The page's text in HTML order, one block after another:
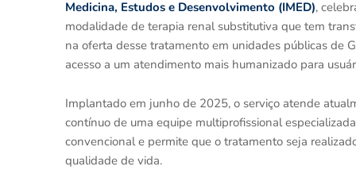
Medicina, Estudos e Desenvolvimento (IMED),
modalidade de terapia renal substitutiva que tem
na oferta desse tratamento em unidades públicas de
acesso a um atendimento mais humanizado para
Implantado em junho de 2025, o serviço atende
contínuo de uma equipe multiprofissional
convencional e permite que o tratamento seja
qualidade de vida.